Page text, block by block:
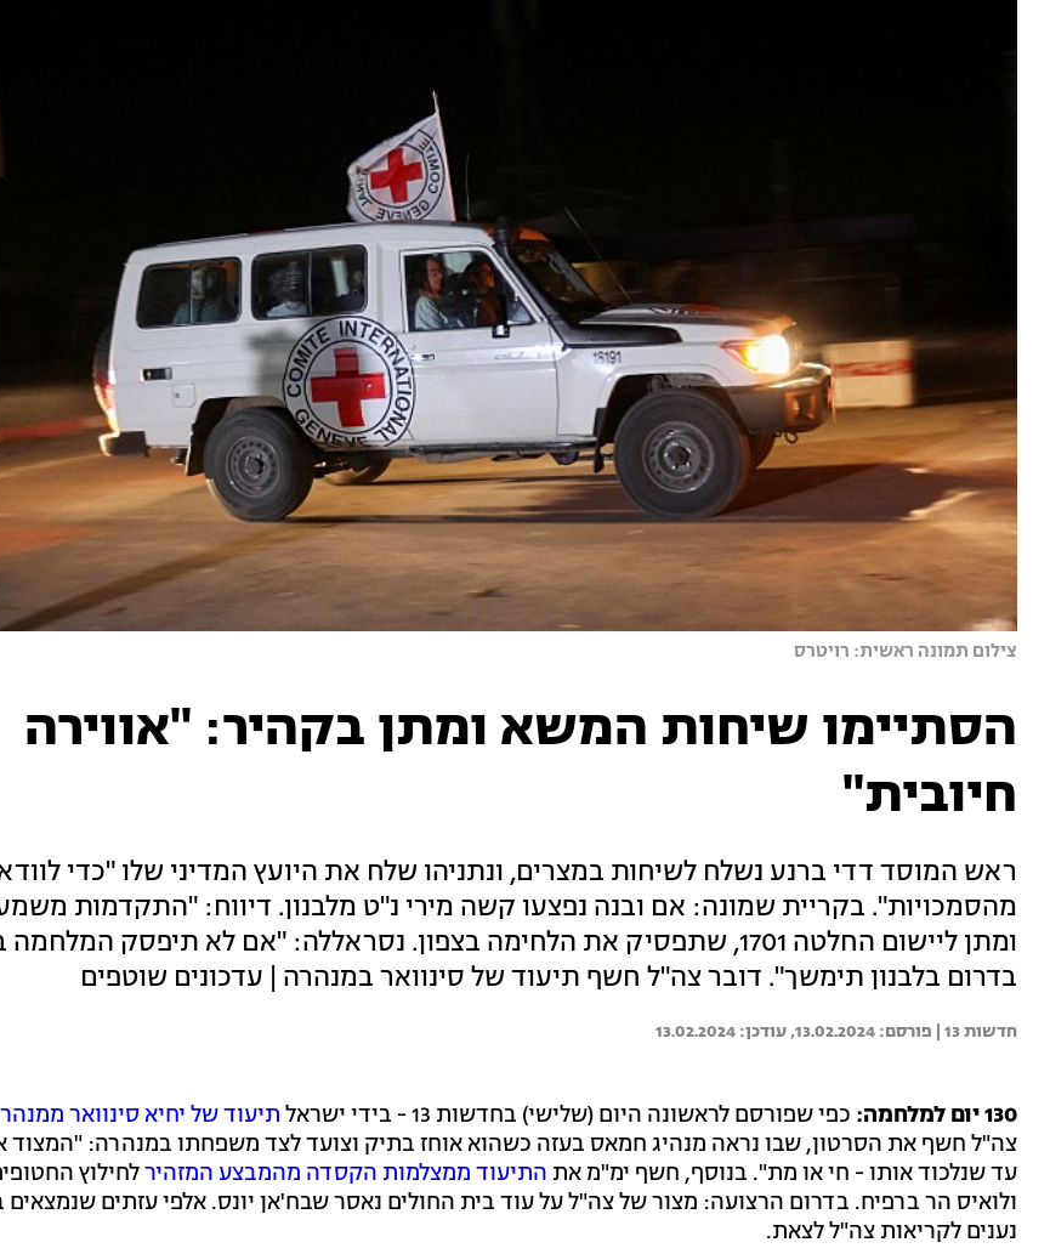
צילום תמונה ראשית: רויטרס
הסתיימו שיחות המשא ומתן בקהיר: "אווירה
חיובית"
ראש המוסד דדי ברנע נשלח לשיחות במצרים, ונתניהו שלח את היועץ המדיני שלו "כדי
מהסמכויות". בקריית שמונה: אם ובנה נפצעו קשה מירי נ"ט מלבנון. דיווח: "התקדמות
ומתן ליישום החלטה 1701, שתפסיק את הלחימה בצפון. נסראללה: "אם לא תיפסק
בדרום בלבנון תימשך". דובר צה"ל חשף תיעוד של סינוואר במנהרה | עדכונים שוטפים
חדשות 13 | 13.02.2024
13.02.2024
130 יום למלחמה: כפי שפורסם לראשונה היום (שלישי) בחדשות 13 - בידי ישראל תיעוד של יחיא סינוואר
צה"ל חשף את הסרטון, שבו נראה מנהיג חמאס בעזה כשהוא אוחז בתיק וצועד לצד משפחתו במנהרה: "המצוד
עד שנלכוד אותו - חי או מת". בנוסף, חשף ימ"מ את התיעוד ממצלמות הקסדה מהמבצע המזהירלחילוץ
ולואיס הר ברפיח. בדרום הרצועה: מצור של צה"ל על עוד בית החולים נאסר שבח'אן יונס. אלפי עזתים שנמצאים
נענים לקריאות צה"ל לצאת.